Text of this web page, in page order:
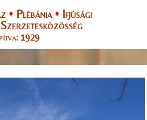
• Plébánia • Ifjúsági
Szerzetesközösség
1929